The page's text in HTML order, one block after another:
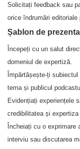
Solicitați feedback sau
orice îndrumări
Șablon de
Începeți cu un salut
domeniul de expertiză.
Împărtășește-ți
tema și publicul
Evidențiați experiențele
credibilitatea și
Încheiați cu o exprimare
interviu sau discutarea